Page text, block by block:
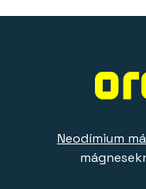
Neodímium